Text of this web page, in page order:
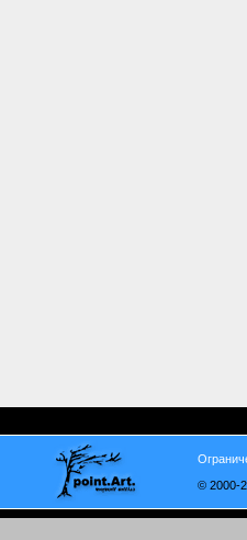
© 2000-